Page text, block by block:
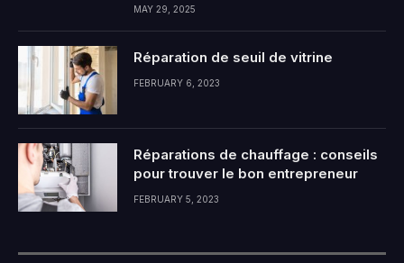
MAY 29, 2025
Réparation de seuil de vitrine
FEBRUARY 6, 2023
Réparations de chauffage : conseils
pour trouver le bon entrepreneur
FEBRUARY 5, 2023